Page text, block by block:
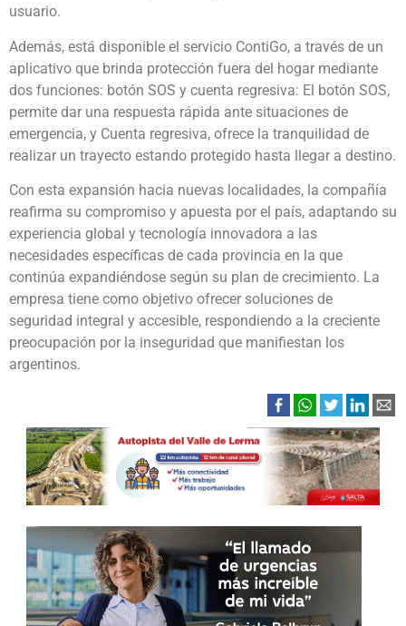
usuario.
Además, está disponible el servicio ContiGo, a través de un
aplicativo que brinda protección fuera del hogar mediante
dos funciones: botón SOS y cuenta regresiva: El botón SOS,
permite dar una respuesta rápida ante situaciones de
emergencia, y Cuenta regresiva, ofrece la tranquilidad de
realizar un trayecto estando protegido hasta llegar a destino.
Con esta expansión hacia nuevas localidades, la compañía
reafirma su compromiso y apuesta por el país, adaptando su
experiencia global y tecnología innovadora a las
necesidades específicas de cada provincia en la que
continúa expandiéndose según su plan de crecimiento. La
empresa tiene como objetivo ofrecer soluciones de
seguridad integral y accesible, respondiendo a la creciente
preocupación por la inseguridad que manifiestan los
argentinos.